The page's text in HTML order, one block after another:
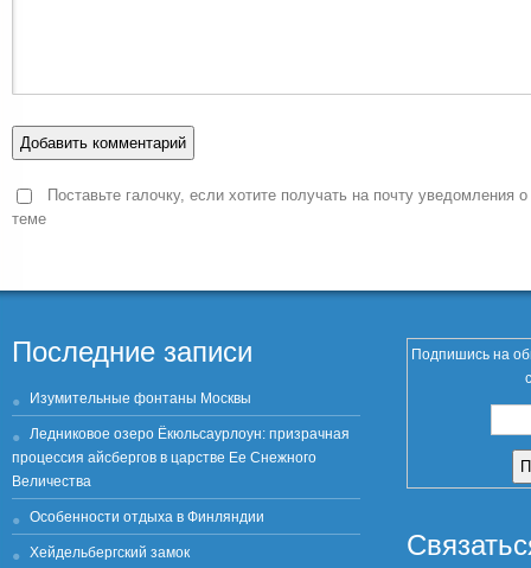
Поставьте галочку, если хотите получать на почту уведомления
теме
Последние записи
Изумительные фонтаны Москвы
Ледниковое озеро Ёкюльсаурлоун: призрачная
процессия айсбергов в царстве Ее Снежного
Величества
Особенности отдыха в Финляндии
Хейдельбергский замок
Подпишись на